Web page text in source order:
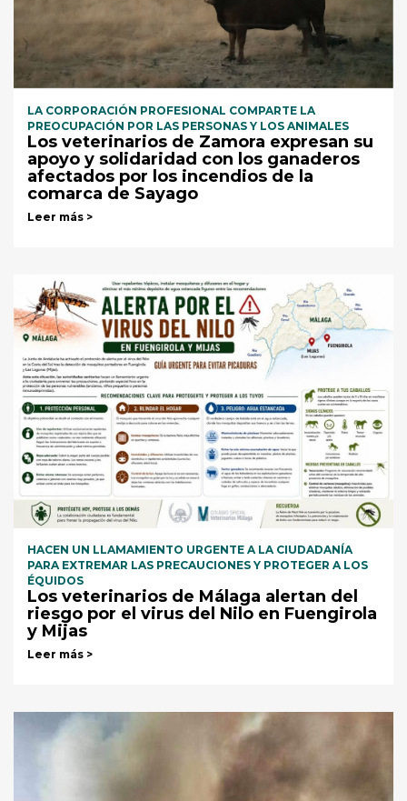
LA CORPORACIÓN PROFESIONAL COMPARTE LA
PREOCUPACIÓN POR LAS PERSONAS Y LOS ANIMALES
Los veterinarios de Zamora expresan su
apoyo y solidaridad con los ganaderos
afectados por los incendios de la
comarca de Sayago
Leer más >
HACEN UN LLAMAMIENTO URGENTE A LA CIUDADANÍA
PARA EXTREMAR LAS PRECAUCIONES Y PROTEGER A LOS
ÉQUIDOS
Los veterinarios de Málaga alertan del
riesgo por el virus del Nilo en Fuengirola
y Mijas
Leer más >